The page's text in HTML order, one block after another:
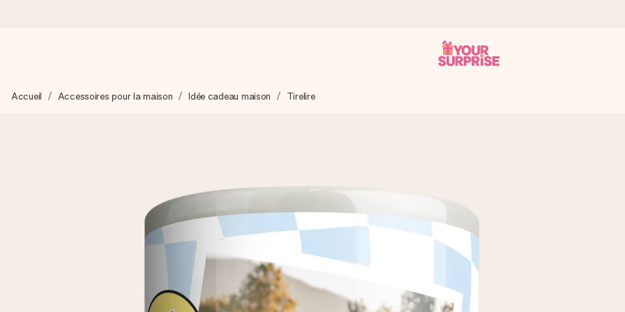
Nous préparons votre cadeau avec attention et l’envoyons en un éclair – pour que vous puissiez l’offrir au bon moment, quand
Carte de vœux gratuite
Créez quelque chose d’unique en quelques étapes – avec son prénom, votre photo ou un message qui touche le cœur. Sans
Accueil Accessoires pour la maison Idée cadeau maison Tirelire